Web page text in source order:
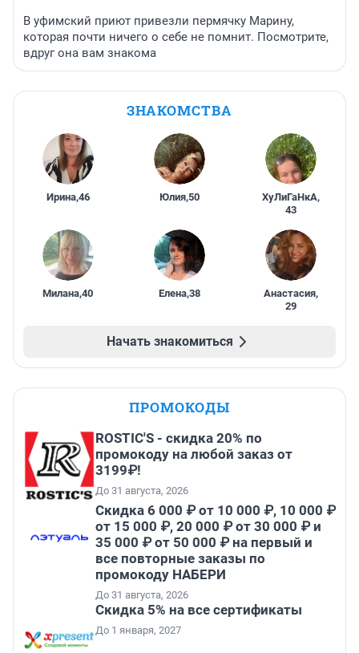
В уфимский приют привезли пермячку Марину,
которая почти ничего о себе не помнит. Посмотрите,
вдруг она вам знакома
ЗНАКОМСТВА
Ирина,46 Юлия,50 ХуЛиГаНкА,
43
Милана,40 Елена,38 Анастасия,
29
Начать знакомиться
ПРОМОКОДЫ
ROSTIC'S - скидка 20% по
промокоду на любой заказ от
3199₽!
До 31 августа, 2026
Скидка 6 000 ₽ от 10 000 ₽, 10 000 ₽
от 15 000 ₽, 20 000 ₽ от 30 000 ₽ и
35 000 ₽ от 50 000 ₽ на первый и
все повторные заказы по
промокоду НАБЕРИ
До 31 августа, 2026
Скидка 5% на все сертификаты
До 1 января, 2027